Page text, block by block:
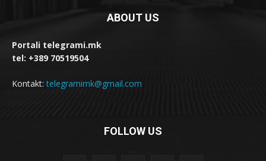
ABOUT US
Portali telegrami.mk
tel: +389 70519504
Kontakt:telegramimk@gmail.com
FOLLOW US